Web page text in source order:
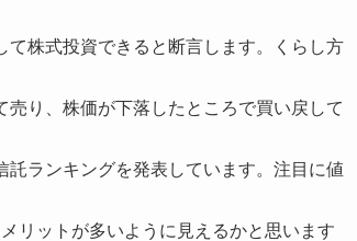
株式投資できると断言します。くらし方
り、株価が下落したところで買い戻して
ランキングを発表しています。注目に値
リットが多いように見えるかと思います